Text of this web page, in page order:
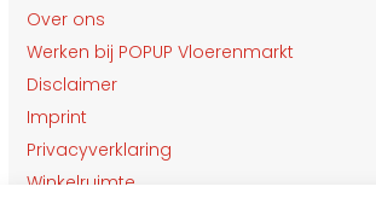
Over ons
Werken bij POPUP Vloerenmarkt
Disclaimer
Imprint
Privacyverklaring
Winkelruimte